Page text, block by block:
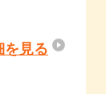
を見る